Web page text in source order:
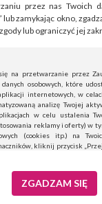
przez nas Twoich
lub zamykając okno,
lub ograniczyć jej
na przetwarzanie przez
danych osobowych, które
internetowych, w
analizę Twojej
w celu ustalenia
reklamy i oferty) w
(cookies itp.) na
kliknij przycisk
zgody, kliknij „Nie teraz”.
Możesz edytować
ZGADZAM SIĘ
drzew
DOM I OGRÓD 21